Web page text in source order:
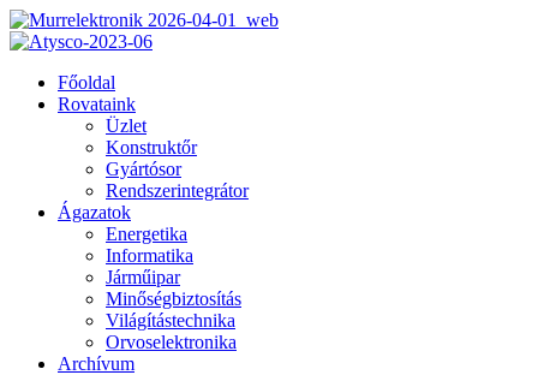
Főoldal
Rovataink
Üzlet
Konstruktőr
Gyártósor
Rendszerintegrátor
Ágazatok
Energetika
Informatika
Járműipar
Minőségbiztosítás
Világítástechnika
Orvoselektronika
Archívum